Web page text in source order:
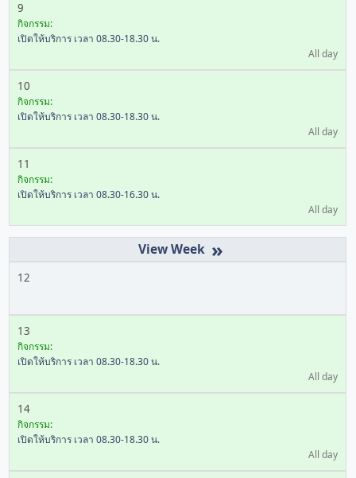
9
กิจกรรม:
เปิดให้บริการ เวลา 08.30-18.30 น.
All day
10
กิจกรรม:
เปิดให้บริการ เวลา 08.30-18.30 น.
All day
11
กิจกรรม:
เปิดให้บริการ เวลา 08.30-16.30 น.
All day
»
12
13
กิจกรรม:
เปิดให้บริการ เวลา 08.30-18.30 น.
All day
14
กิจกรรม:
เปิดให้บริการ เวลา 08.30-18.30 น.
All day